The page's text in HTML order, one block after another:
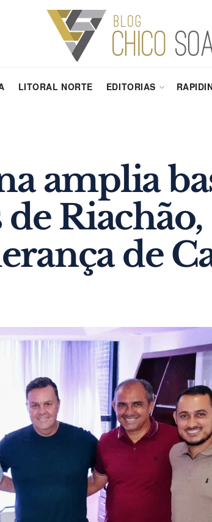
LITORAL NORTE EDITORIAS
amplia
de
de